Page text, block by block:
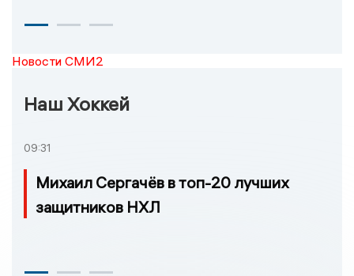
Новости СМИ2
Наш Хоккей
09:31
Михаил Сергачёв в топ-20 лучших
защитников НХЛ